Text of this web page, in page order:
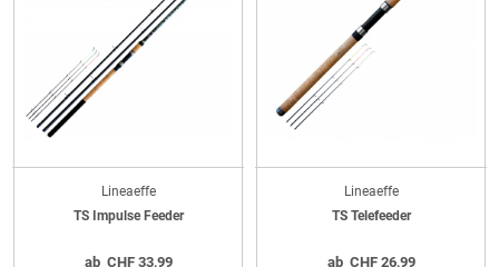
Lineaeffe
TS Impulse Feeder
ab CHF33,99
Lineaeffe
TS Telefeeder
ab CHF26,99